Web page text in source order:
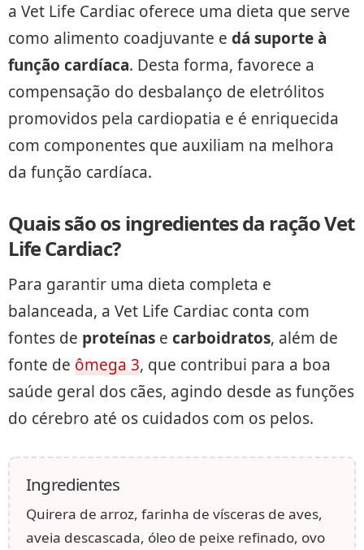
a Vet Life Cardiac oferece uma dieta que serve
como alimento coadjuvante e dá suporte à
função cardíaca. Desta forma, favorece a
compensação do desbalanço de eletrólitos
promovidos pela cardiopatia e é enriquecida
com componentes que auxiliam na melhora
da função cardíaca.
Quais são os ingredientes da ração Vet
Life Cardiac?
Para garantir uma dieta completa e
balanceada, a Vet Life Cardiac conta com
fontes de proteínas e carboidratos, além de
fonte de ômega 3, que contribui para a boa
saúde geral dos cães, agindo desde as funções
do cérebro até os cuidados com os pelos.
Ingredientes
Quirera de arroz, farinha de vísceras de aves,
aveia descascada, óleo de peixe refinado, ovo